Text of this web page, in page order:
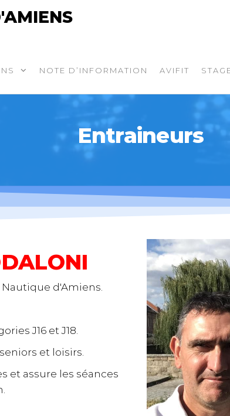
NOTE D’INFORMATION AVIFIT
Entraineurs
d'Amiens.
J16 et J18.
et loisirs.
et assure les séances